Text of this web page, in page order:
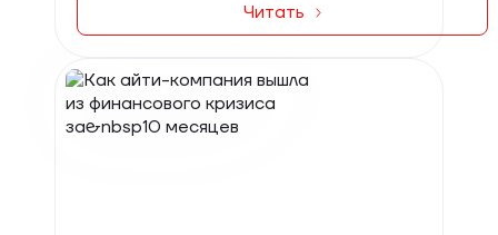
Читать